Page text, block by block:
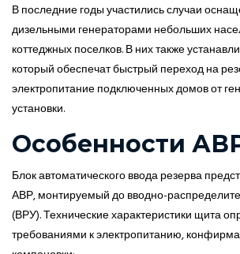
В последние годы участились случаи
дизельными генераторами небольших
коттеджных поселков. В них также
который обеспечат быстрый переход на
электропитание подключенных домов от
установки.
Особенности
Блок автоматического ввода резерва
АВР, монтируемый до вводно-
(ВРУ). Технические характеристики щита
требованиями к электропитанию,